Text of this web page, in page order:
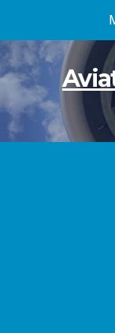
contenido